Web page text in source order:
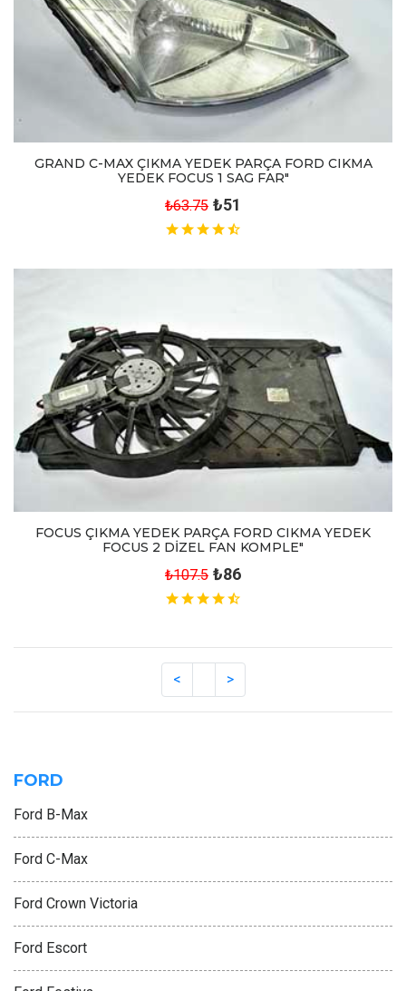
GRAND C-MAX ÇIKMA YEDEK PARÇA FORD CIKMA
YEDEK FOCUS 1 SAG FAR"
₺63.75 ₺51
FOCUS ÇIKMA YEDEK PARÇA FORD CIKMA YEDEK
FOCUS 2 DİZEL FAN KOMPLE"
₺107.5 ₺86
FORD
Ford B-Max
Ford C-Max
Ford Crown Victoria
Ford Escort